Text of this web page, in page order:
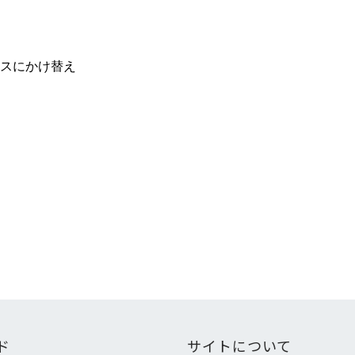
にかけ替え
サイトについて